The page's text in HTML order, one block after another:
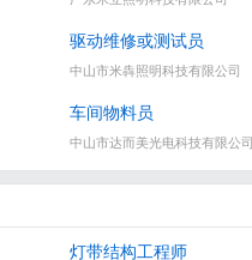
驱动维修或测试员
中山市米犇照明科技有限公司
车间物料员
中山市达而美光电科技有限公司
灯带结构工程师